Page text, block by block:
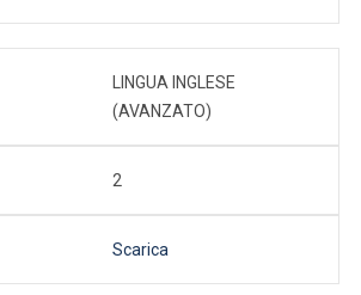
LINGUA INGLESE
(AVANZATO)
2
Scarica